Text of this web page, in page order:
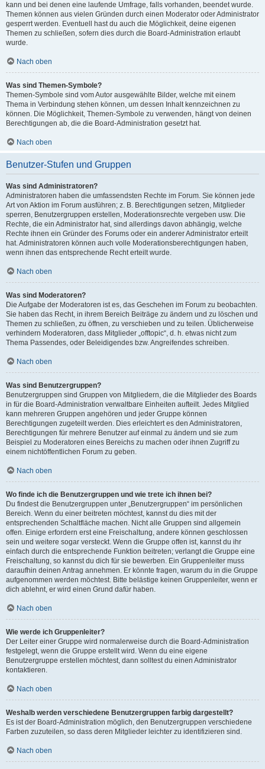
kann und bei denen eine laufende Umfrage, falls vorhanden, beendet wurde.
Themen können aus vielen Gründen durch einen Moderator oder Administrator
gesperrt werden. Eventuell hast du auch die Möglichkeit, deine eigenen
Themen zu schließen, sofern dies durch die Board-Administration erlaubt
wurde.
Nach oben
Was sind Themen-Symbole?
Themen-Symbole sind vom Autor ausgewählte Bilder, welche mit einem
Thema in Verbindung stehen können, um dessen Inhalt kennzeichnen zu
können. Die Möglichkeit, Themen-Symbole zu verwenden, hängt von deinen
Berechtigungen ab, die die Board-Administration gesetzt hat.
Nach oben
Benutzer-Stufen und Gruppen
Was sind Administratoren?
Administratoren haben die umfassendsten Rechte im Forum. Sie können jede
Art von Aktion im Forum ausführen; z. B. Berechtigungen setzen, Mitglieder
sperren, Benutzergruppen erstellen, Moderationsrechte vergeben usw. Die
Rechte, die ein Administrator hat, sind allerdings davon abhängig, welche
Rechte ihnen ein Gründer des Forums oder ein anderer Administrator erteilt
hat. Administratoren können auch volle Moderationsberechtigungen haben,
wenn ihnen das entsprechende Recht erteilt wurde.
Nach oben
Was sind Moderatoren?
Die Aufgabe der Moderatoren ist es, das Geschehen im Forum zu beobachten.
Sie haben das Recht, in ihrem Bereich Beiträge zu ändern und zu löschen und
Themen zu schließen, zu öffnen, zu verschieben und zu teilen. Üblicherweise
verhindern Moderatoren, dass Mitglieder „offtopic“, d. h. etwas nicht zum
Thema Passendes, oder Beleidigendes bzw. Angreifendes schreiben.
Nach oben
Was sind Benutzergruppen?
Benutzergruppen sind Gruppen von Mitgliedern, die die Mitglieder des Boards
in für die Board-Administration verwaltbare Einheiten aufteilt. Jedes Mitglied
kann mehreren Gruppen angehören und jeder Gruppe können
Berechtigungen zugeteilt werden. Dies erleichtert es den Administratoren,
Berechtigungen für mehrere Benutzer auf einmal zu ändern und sie zum
Beispiel zu Moderatoren eines Bereichs zu machen oder ihnen Zugriff zu
einem nichtöffentlichen Forum zu geben.
Nach oben
Wo finde ich die Benutzergruppen und wie trete ich ihnen bei?
Du findest die Benutzergruppen unter „Benutzergruppen“ im persönlichen
Bereich. Wenn du einer beitreten möchtest, kannst du dies mit der
entsprechenden Schaltfläche machen. Nicht alle Gruppen sind allgemein
offen. Einige erfordern erst eine Freischaltung, andere können geschlossen
sein und weitere sogar versteckt. Wenn die Gruppe offen ist, kannst du ihr
einfach durch die entsprechende Funktion beitreten; verlangt die Gruppe eine
Freischaltung, so kannst du dich für sie bewerben. Ein Gruppenleiter muss
daraufhin deinen Antrag annehmen. Er könnte fragen, warum du in die Gruppe
aufgenommen werden möchtest. Bitte belästige keinen Gruppenleiter, wenn er
dich ablehnt, er wird einen Grund dafür haben.
Nach oben
Wie werde ich Gruppenleiter?
Der Leiter einer Gruppe wird normalerweise durch die Board-Administration
festgelegt, wenn die Gruppe erstellt wird. Wenn du eine eigene
Benutzergruppe erstellen möchtest, dann solltest du einen Administrator
kontaktieren.
Nach oben
Weshalb werden verschiedene Benutzergruppen farbig dargestellt?
Es ist der Board-Administration möglich, den Benutzergruppen verschiedene
Farben zuzuteilen, so dass deren Mitglieder leichter zu identifizieren sind.
Nach oben